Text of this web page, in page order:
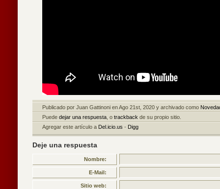
Publicado por Juan Gattinoni en Ago 21st, 2020 y archivado como
Puede dejar una respuesta , o trackback de su propio sitio.
Agregar este artículo a Del.icio.us - Digg
Deje una respuesta
Nombre:
E-Mail:
Sitio web: